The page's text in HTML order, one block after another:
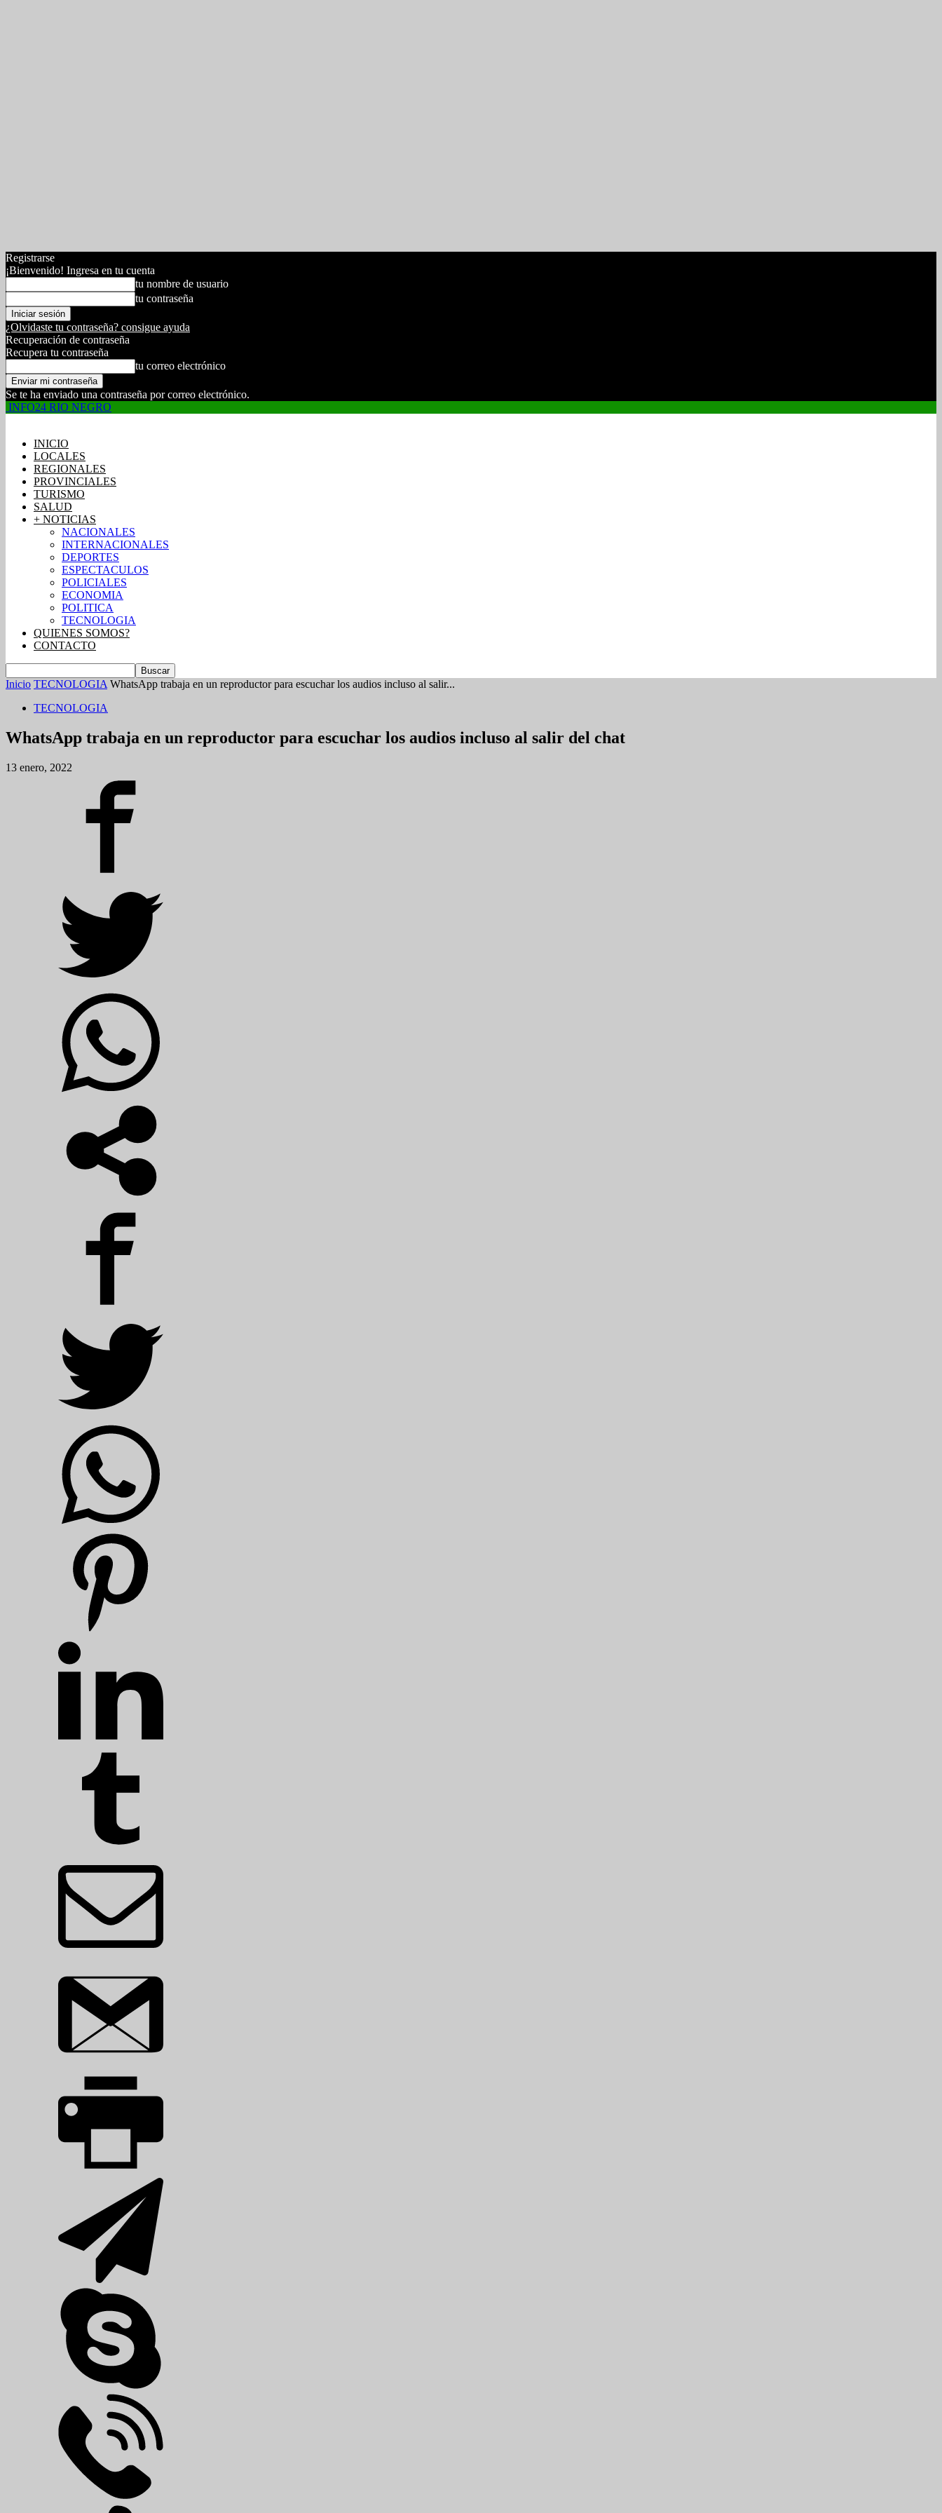
Registrarse
¡Bienvenido! Ingresa en tu cuenta
tu nombre de usuario
tu contraseña
¿Olvidaste tu contraseña? consigue ayuda
Recuperación de contraseña
Recupera tu contraseña
tu correo electrónico
Se te ha enviado una contraseña por correo electrónico.
INFO24 RIO NEGRO
INICIO
LOCALES
REGIONALES
PROVINCIALES
TURISMO
SALUD
+ NOTICIAS
NACIONALES
INTERNACIONALES
DEPORTES
ESPECTACULOS
POLICIALES
ECONOMIA
POLITICA
TECNOLOGIA
QUIENES SOMOS?
CONTACTO
Inicio TECNOLOGIA WhatsApp trabaja en un reproductor para escuchar los audios incluso al salir...
TECNOLOGIA
WhatsApp trabaja en un reproductor para escuchar los audios incluso al salir del chat
13 enero, 2022